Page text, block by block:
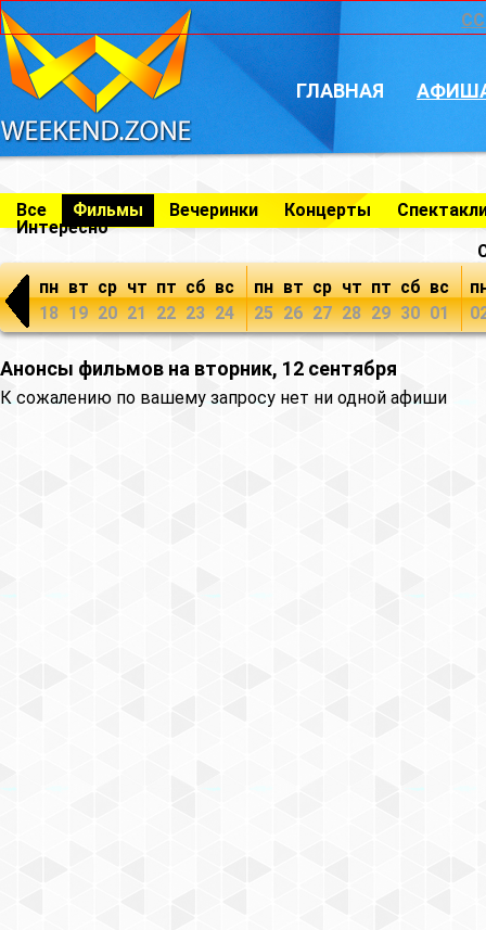
ГЛАВНАЯ
Все Фильмы Вечеринки Концерты
Интересно
пн
18
вт
19
ср
20
чт
21
пт
22
сб
23
вс
24
пн
25
вт
26
ср
27
чт
28
пт
29
сб
30
вс
01
Анонсы фильмов на вторник, 12 сентября
К сожалению по вашему запросу нет ни одной афиши